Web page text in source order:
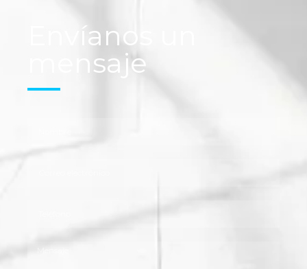
Envíanos un
mensaje